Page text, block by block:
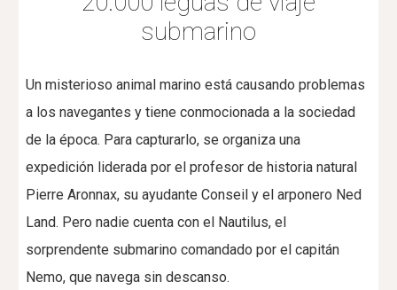
submarino
Un misterioso animal marino está causando problemas
a los navegantes y tiene conmocionada a la sociedad
de la época. Para capturarlo, se organiza una
expedición liderada por el profesor de historia natural
Pierre Aronnax, su ayudante Conseil y el arponero Ned
Land. Pero nadie cuenta con el Nautilus, el
sorprendente submarino comandado por el capitán
Nemo, que navega sin descanso.